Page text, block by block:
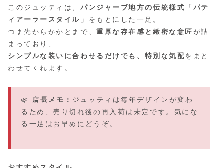
このジュッティは、パンジャーブ地方の伝統様式「パテ
ィアーラースタイル」 をもとにした一足。
つま先からかかとまで、重厚な存在感と緻密な意匠 が詰
まっており、
シンプルな装いに合わせるだけでも、特別な気配をまと
わせてくれます。
🌿 店長メモ： ジュッティは毎年デザインが変わ
るため、売り切れ後の再入荷は未定です。気にな
る一足はお早めにどうぞ。